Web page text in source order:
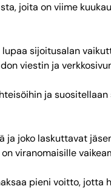
joita on viime
sijoitusalan
viestin ja
ja
joko laskuttavat
viranomaisille
pieni voitto,